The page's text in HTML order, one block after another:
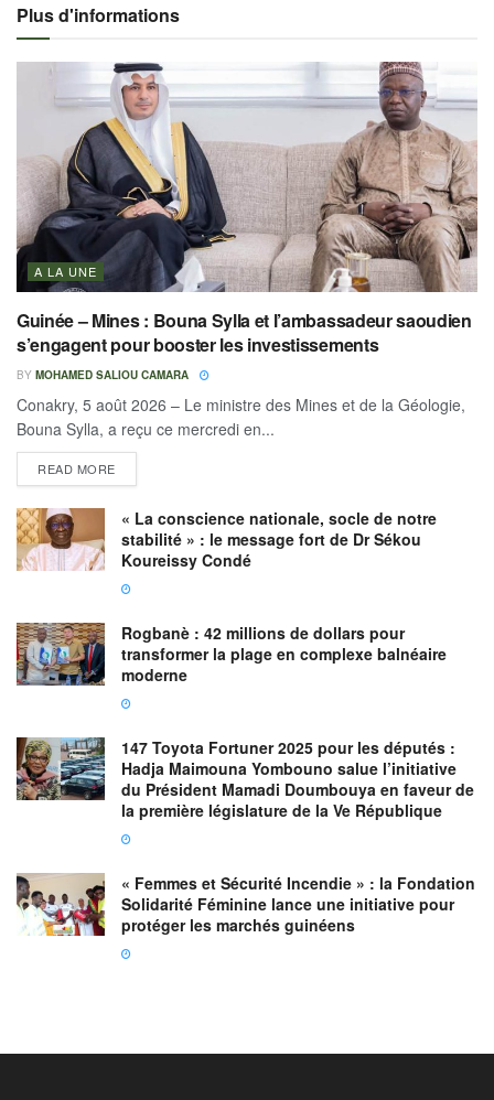
Plus d'informations
A LA UNE
Guinée – Mines : Bouna Sylla et l’ambassadeur saoudien
s’engagent pour booster les investissements
BY MOHAMED SALIOU CAMARA
Conakry, 5 août 2026 – Le ministre des Mines et de la Géologie,
Bouna Sylla, a reçu ce mercredi en...
READ MORE
« La conscience nationale, socle de notre
stabilité » : le message fort de Dr Sékou
Koureissy Condé
Rogbanè : 42 millions de dollars pour
transformer la plage en complexe balnéaire
moderne
147 Toyota Fortuner 2025 pour les députés :
Hadja Maimouna Yombouno salue l’initiative
du Président Mamadi Doumbouya en faveur de
la première législature de la Ve République
« Femmes et Sécurité Incendie » : la Fondation
Solidarité Féminine lance une initiative pour
protéger les marchés guinéens